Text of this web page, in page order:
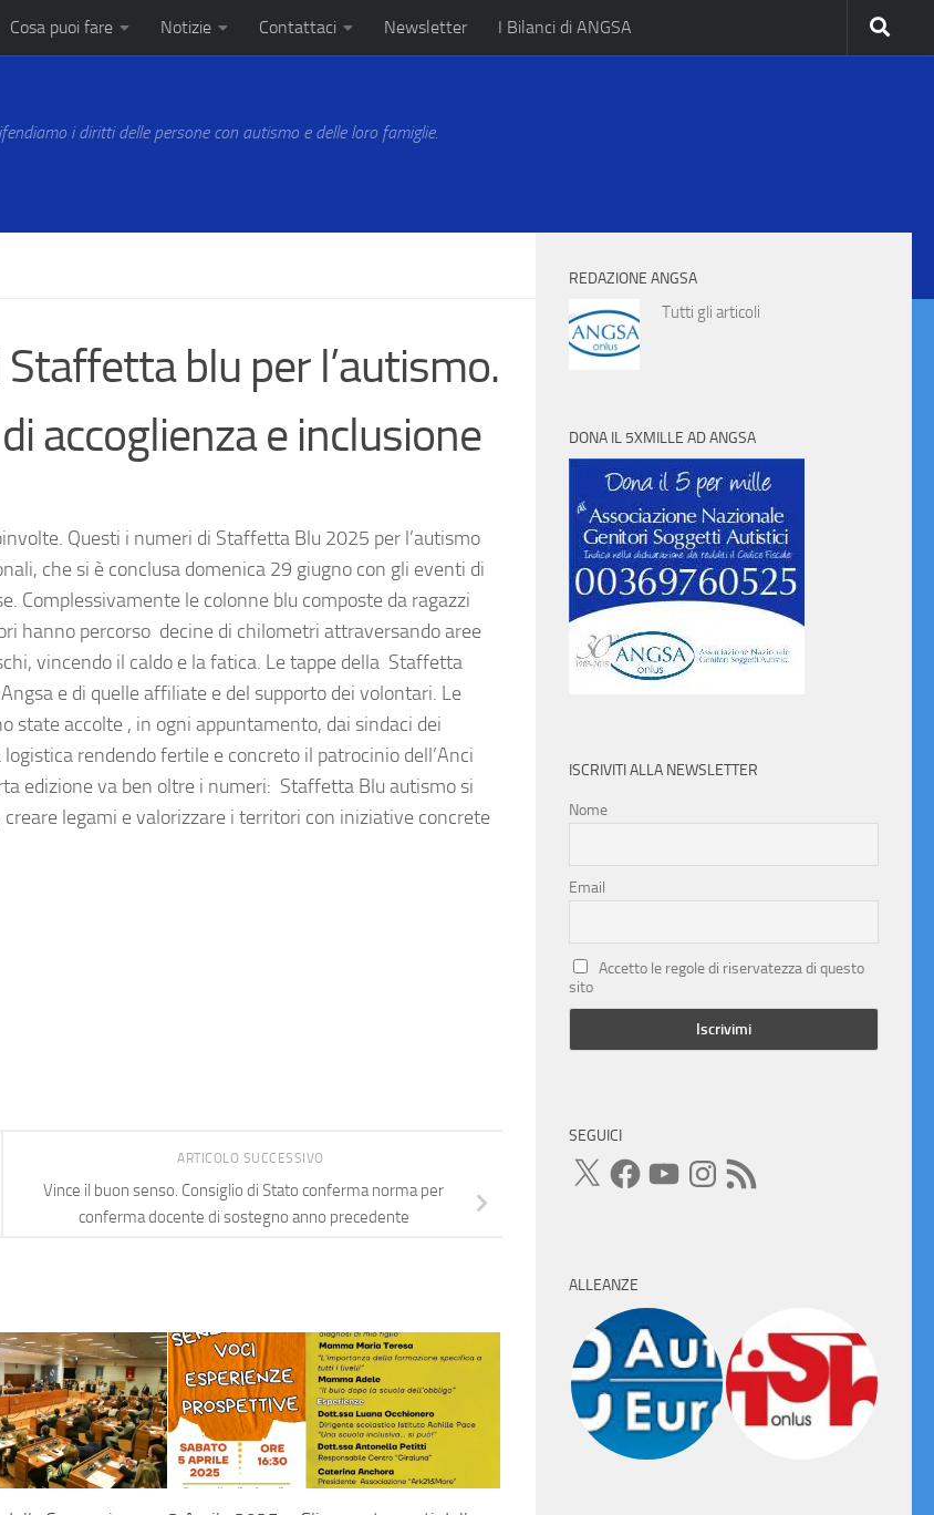
Cosa puoi fare Notizie Contattaci Newsletter I Bilanci di ANGSA
i diritti delle persone con autismo e delle loro famiglie.
blu per l’autismo.
accoglienza e inclusione
Questi i numeri di Staffetta Blu 2025 per l’autismo
che si è conclusa domenica 29 giugno con gli eventi di
Complessivamente le colonne blu composte da ragazzi
hanno percorso decine di chilometri attraversando aree
vincendo il caldo e la fatica. Le tappe della Staffetta
e di quelle affiliate e del supporto dei volontari. Le
state accolte , in ogni appuntamento, dai sindaci dei
rendendo fertile e concreto il patrocinio dell’Anci
edizione va ben oltre i numeri: Staffetta Blu autismo si
legami e valorizzare i territori con iniziative concrete
ARTICOLO SUCCESSIVO
Vince il buon senso. Consiglio di Stato conferma norma per
conferma docente di sostegno anno precedente
REDAZIONE ANGSA
Tutti gli articoli
DONA IL 5XMILLE AD ANGSA
ISCRIVITI ALLA NEWSLETTER
Nome
Email
Accetto le regole di riservatezza di questo
sito
SEGUICI
X FacebookYouTubeInstagram
Feed
RSS
ALLEANZE